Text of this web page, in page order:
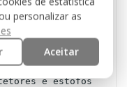
fecho zip
aba e gancho
de gancho e laço
para tornar
e estofos
personalizar as
Aceitar